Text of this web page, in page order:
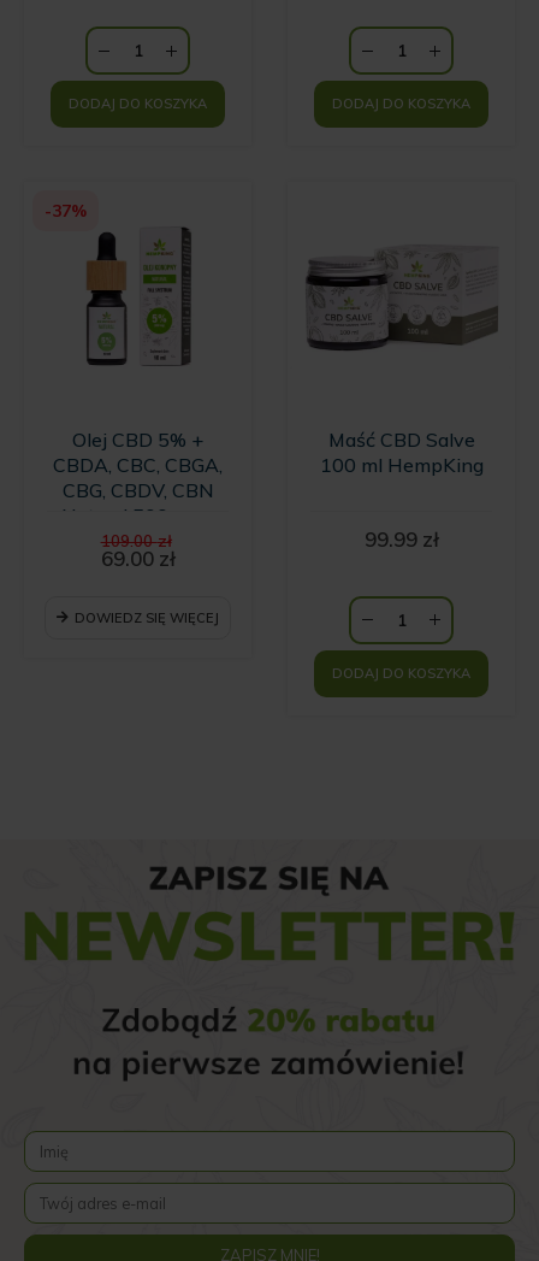
HempKing
DODAJ DO KOSZYKA DODAJ DO KOSZYKA
-37%
Olej CBD 5% +
CBDA, CBC, CBGA,
CBG, CBDV, CBN
Natural 500 mg -
10ml
109.00zł
cena
69.00 zł
wynosi:
DOWIEDZ SIĘ WIĘCEJ
Maść CBD Salve
100 ml HempKing
99.99 zł
DODAJ DO KOSZYKA